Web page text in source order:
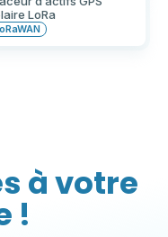
LoRa
à votre
!